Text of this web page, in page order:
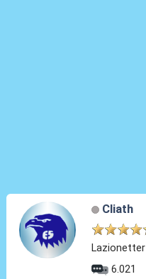
Cliath
Lazionetter
6.021